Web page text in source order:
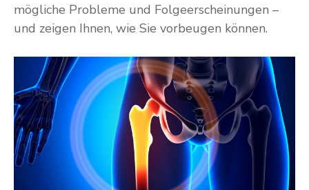
mögliche Probleme und Folgeerscheinungen –
und zeigen Ihnen, wie Sie vorbeugen können.